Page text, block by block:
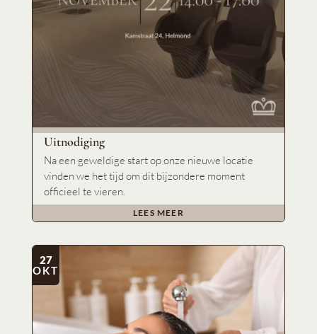
Uitnodiging
Na een geweldige start op onze nieuwe locatie
vinden we het tijd om dit bijzondere moment
officieel te vieren.
LEES MEER
27
OKT